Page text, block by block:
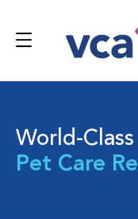
World-Class
Pet Care